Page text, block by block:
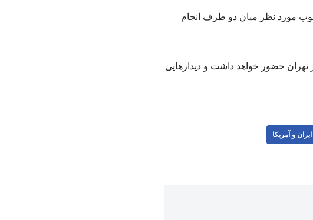
مورد نظر میان دو طرف انجام
تهران حضور خواهد داشت و دیدارهایی
و آمریکا